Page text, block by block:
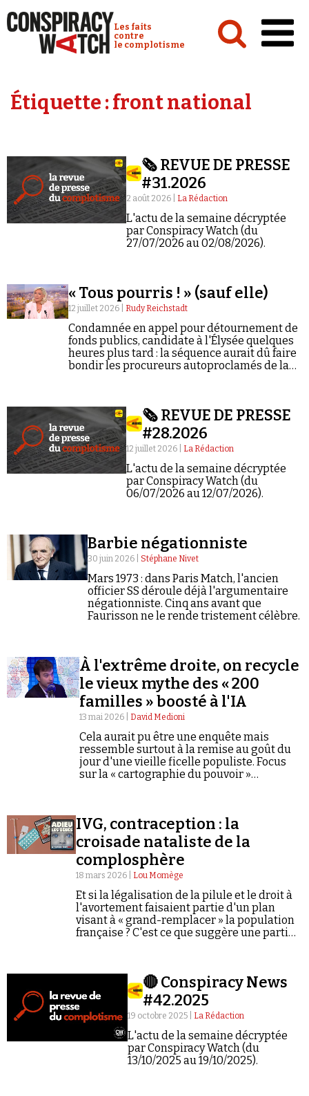
Conspiracy Watch :
Les faits
contre
le complotisme
Analyses
Vidéos
Émissions
Revues de presse
Demander à Vera
Se connecter
Étiquette :front national
🗞️ REVUE DE PRESSE
#31.2026
2 août 2026 | La Rédaction
L'actu de la semaine décryptée
par Conspiracy Watch (du
27/07/2026 au 02/08/2026).
« Tous pourris ! » (sauf elle)
12 juillet 2026 | Rudy Reichstadt
Condamnée en appel pour détournement de
fonds publics, candidate à l'Élysée quelques
heures plus tard : la séquence aurait dû faire
bondir les procureurs autoproclamés de la
🗞️ REVUE DE PRESSE
#28.2026
12 juillet 2026 | La Rédaction
L'actu de la semaine décryptée
par Conspiracy Watch (du
06/07/2026 au 12/07/2026).
Barbie négationniste
30 juin 2026 | Stéphane Nivet
Mars 1973 : dans Paris Match, l'ancien
officier SS déroule déjà l'argumentaire
négationniste. Cinq ans avant que
Faurisson ne le rende tristement célèbre.
À l'extrême droite, on recycle
le vieux mythe des « 200
familles » boosté à l'IA
13 mai 2026 | David Medioni
Cela aurait pu être une enquête mais
ressemble surtout à la remise au goût du
jour d'une vieille ficelle populiste. Focus
sur la « cartographie du pouvoir »
IVG, contraception : la
croisade nataliste de la
complosphère
18 mars 2026 | Lou Momège
Et si la légalisation de la pilule et le droit à
l'avortement faisaient partie d'un plan
visant à « grand-remplacer » la population
française ? C'est ce que suggère une partie
🔴 Conspiracy News
#42.2025
19 octobre 2025 | La Rédaction
L'actu de la semaine décryptée
par Conspiracy Watch (du
13/10/2025 au 19/10/2025).